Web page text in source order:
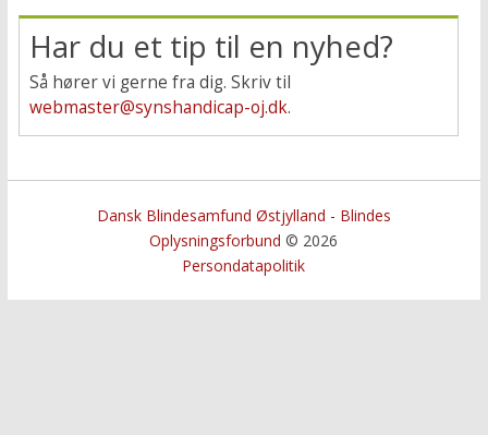
Har du et tip til en nyhed?
Så hører vi gerne fra dig. Skriv til
webmaster@synshandicap-oj.dk.
Dansk Blindesamfund Østjylland - Blindes
Oplysningsforbund © 2026
Persondatapolitik